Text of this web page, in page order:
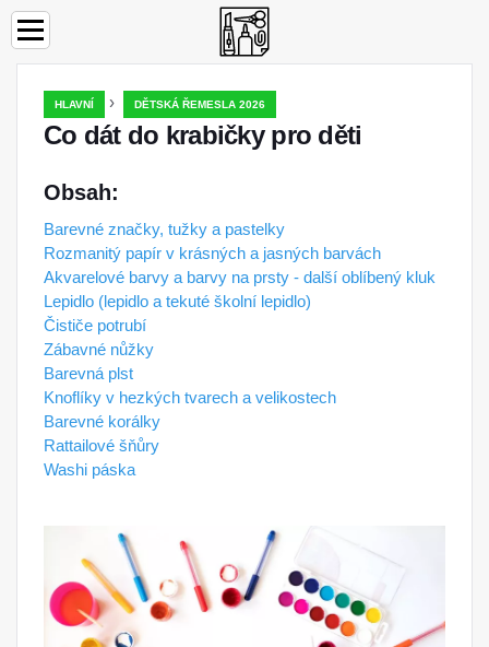
HLAVNÍ › DĚTSKÁ ŘEMESLA 2026
Co dát do krabičky pro děti
Obsah:
Barevné značky, tužky a pastelky
Rozmanitý papír v krásných a jasných barvách
Akvarelové barvy a barvy na prsty - další oblíbený kluk
Lepidlo (lepidlo a tekuté školní lepidlo)
Čističe potrubí
Zábavné nůžky
Barevná plst
Knoflíky v hezkých tvarech a velikostech
Barevné korálky
Rattailové šňůry
Washi páska